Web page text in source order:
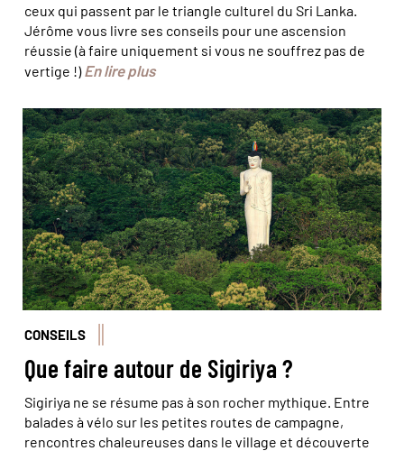
ceux qui passent par le triangle culturel du Sri Lanka.
Jérôme vous livre ses conseils pour une ascension
réussie (à faire uniquement si vous ne souffrez pas de
vertige !) En lire plus
© phototrip.cz/Stock Adobe
CONSEILS
Que faire autour de Sigiriya ?
Sigiriya ne se résume pas à son rocher mythique. Entre
balades à vélo sur les petites routes de campagne,
rencontres chaleureuses dans le village et découverte